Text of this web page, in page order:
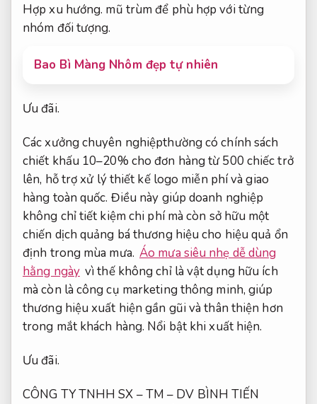
Hợp xu hướng. mũ trùm để phù hợp với từng
nhóm đối tượng.
Bao Bì Màng Nhôm đẹp tự nhiên
Ưu đãi.
Các xưởng chuyên nghiệpthường có chính sách
chiết khấu 10–20% cho đơn hàng từ 500 chiếc trở
lên, hỗ trợ xử lý thiết kế logo miễn phí và giao
hàng toàn quốc. Điều này giúp doanh nghiệp
không chỉ tiết kiệm chi phí mà còn sở hữu một
chiến dịch quảng bá thương hiệu cho hiệu quả ổn
định trong mùa mưa. Áo mưa siêu nhẹ dễ dùng
hằng ngày vì thế không chỉ là vật dụng hữu ích
mà còn là công cụ marketing thông minh, giúp
thương hiệu xuất hiện gần gũi và thân thiện hơn
trong mắt khách hàng. Nổi bật khi xuất hiện.
Ưu đãi.
CÔNG TY TNHH SX – TM – DV BÌNH TIẾN